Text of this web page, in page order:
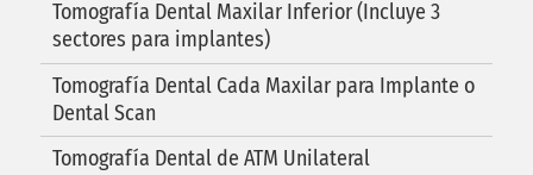
Tomografía Dental Maxilar Inferior (Incluye 3
sectores para implantes)
Tomografía Dental Cada Maxilar para Implante o
Dental Scan
Tomografía Dental de ATM Unilateral